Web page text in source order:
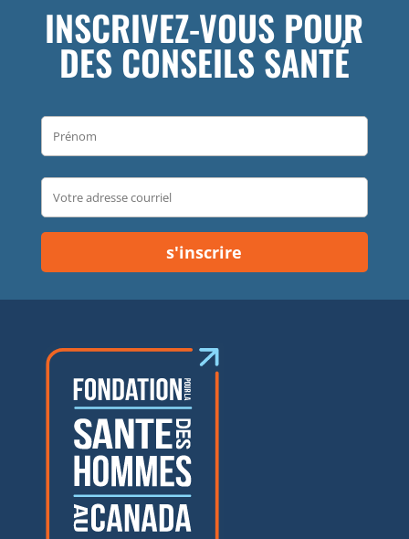
INSCRIVEZ-VOUS POUR
DES CONSEILS SANTÉ